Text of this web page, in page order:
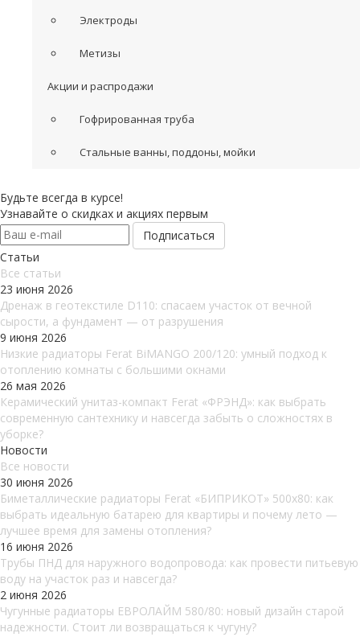
Электроды
Метизы
Акции и распродажи
Гофрированная труба
Стальные ванны, поддоны, мойки
Будьте всегда в курсе!
Узнавайте о скидках и акциях первым
Статьи
Все cтатьи
23 июня 2026
Дренаж в геотекстиле D110: спасаем участок от вечной
сырости, а фундамент — от разрушения
9 июня 2026
Низкие радиаторы Ferat BiMANGO 200/120: умный подход к
отоплению комнаты с большими окнами
26 мая 2026
Керамический унитаз-компакт Ferat «ФРЭНД»: как выбрать
современную сантехнику и навсегда забыть о сложностях в
уборке?
Новости
Все новости
30 июня 2026
Биметаллические радиаторы Ferat «БИПРИКОТ» 500x80: как
выбрать идеальную батарею для квартиры и почему лето —
лучшее время для замены отопления?
16 июня 2026
Трубы ПНД для наружного водопровода: как провести питьевую
воду на участок раз и навсегда?
2 июня 2026
Чугунные радиаторы ЕВРОЛАЙМ 580/80: новый дизайн старой
надежности. Стоит ли возвращаться к чугуну?